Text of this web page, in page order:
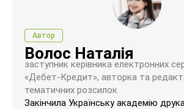
Автор
Волос Наталія
заступник керівника електронних
«Дебет-Кредит», авторка та
тематичних розсилок
Закінчила Українську академію